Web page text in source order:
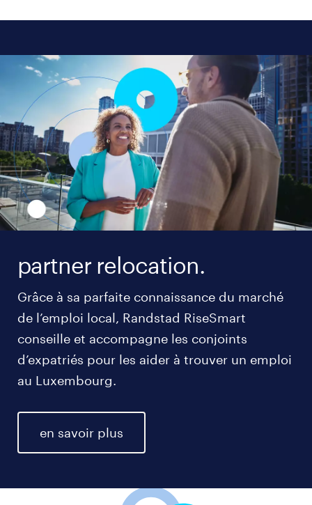
partner relocation.
Grâce à sa parfaite connaissance du marché
de l’emploi local, Randstad RiseSmart
conseille et accompagne les conjoints
d’expatriés pour les aider à trouver un emploi
au Luxembourg.
en savoir plus